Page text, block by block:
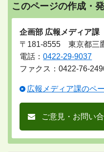
このページの作成・
企画部 広報メディア課
〒181-8555 東京都三
電話：0422-29-9037
ファクス：0422-76-
広報メディア課のペ
ご意見・お問い